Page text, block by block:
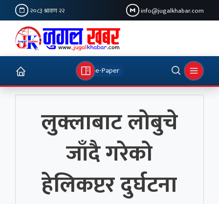
२०८३ श्रावण २२ info@jugalkhabar.com
e-Paper
लुक्लाबाट लोबुचे
जाँदै गरेको
हेलिकप्टर दुर्घटना